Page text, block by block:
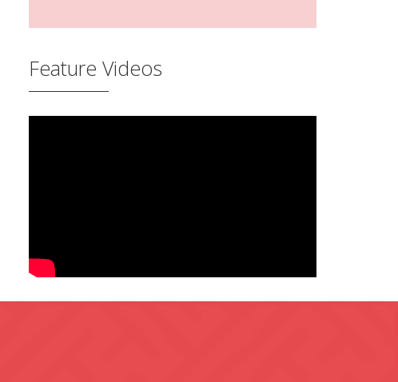
Feature Videos